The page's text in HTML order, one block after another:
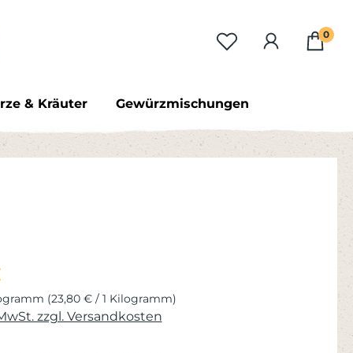
0
& Kräuter Gewürzmischungen
(23,80 € / 1 Kilogramm)
zzgl. Versandkosten